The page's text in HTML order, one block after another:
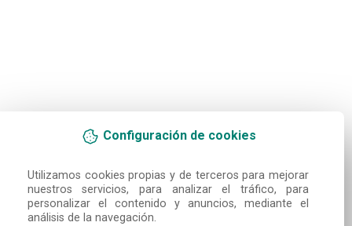
Configuración de cookies
Utilizamos cookies propias y de terceros para mejorar
nuestros servicios, para analizar el tráfico, para
personalizar el contenido y anuncios, mediante el
análisis de la navegación.